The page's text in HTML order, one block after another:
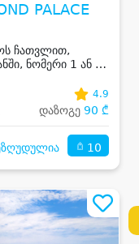
PALACE
ჩათვლით,
ნომერი 1 ან 2
აუზით
4.9
დაზოგე 90 ₾
10